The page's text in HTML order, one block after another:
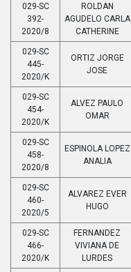
029-SC
392-
2020/8
ROLDAN
AGUDELO CARLA
CATHERINE
029-SC
445-
2020/K
ORTIZ JORGE
JOSE
029-SC
454-
2020/K
ALVEZ PAULO
OMAR
029-SC
458-
2020/8
ESPINOLA LOPEZ
ANALIA
029-SC
460-
2020/5
ALVAREZ EVER
HUGO
029-SC
466-
2020/K
FERNANDEZ
VIVIANA DE
LURDES